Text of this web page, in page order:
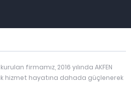
firmamız, 2016 yılında AKFEN
hizmet hayatına dahada güçlenerek